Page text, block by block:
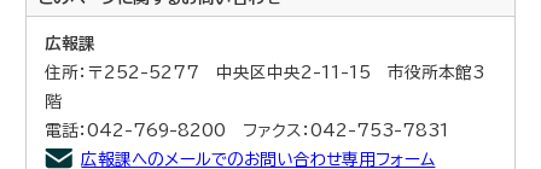
広報課
住所：〒252-5277 中央区中央2-11-15 市役所本館3
階
電話：042-769-8200 ファクス：042-753-7831
広報課へのメールでのお問い合わせ専用フォーム